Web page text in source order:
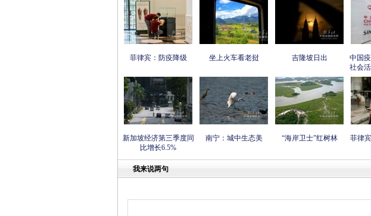
菲律宾：防疫降级 坐上火车看老挝 吉隆坡日出
中国
社会
新加坡经济第三季度同
比增长6.5%
南宁：城中生态美 “海岸卫士”红树林
菲律
我来说两句